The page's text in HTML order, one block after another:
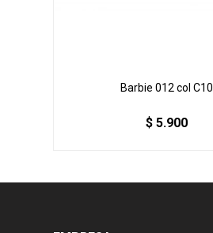
Barbie 012 col C10
$ 5.900